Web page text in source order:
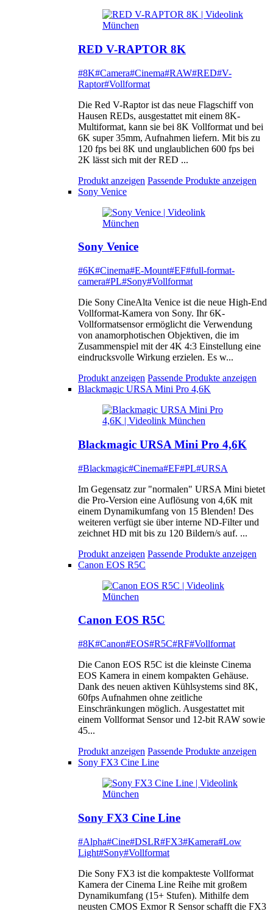
RED V-RAPTOR 8K
#8K#Camera#Cinema#RAW#RED#V-
Raptor#Vollformat
Die Red V-Raptor ist das neue Flagschiff von
Hausen REDs, ausgestattet mit einem 8K-
Multiformat, kann sie bei 8K Vollformat und bei
6K super 35mm, Aufnahmen liefern. Mit bis zu
120 fps bei 8K und unglaublichen 600 fps bei
2K lässt sich mit der RED ...
Produkt anzeigen Passende Produkte anzeigen
Sony Venice
Sony Venice
#6K#Cinema#E-Mount#EF#full-format-
camera#PL#Sony#Vollformat
Die Sony CineAlta Venice ist die neue High-End
Vollformat-Kamera von Sony. Ihr 6K-
Vollformatsensor ermöglicht die Verwendung
von anamorphotischen Objektiven, die im
Zusammenspiel mit der 4K 4:3 Einstellung eine
eindrucksvolle Wirkung erzielen. Es w...
Produkt anzeigen Passende Produkte anzeigen
Blackmagic URSA Mini Pro 4,6K
Blackmagic URSA Mini Pro 4,6K
#Blackmagic#Cinema#EF#PL#URSA
Im Gegensatz zur "normalen" URSA Mini bietet
die Pro-Version eine Auflösung von 4,6K mit
einem Dynamikumfang von 15 Blenden! Des
weiteren verfügt sie über interne ND-Filter und
zeichnet HD mit bis zu 120 Bildern/s auf. ...
Produkt anzeigen Passende Produkte anzeigen
Canon EOS R5C
Canon EOS R5C
#8K#Canon#EOS#R5C#RF#Vollformat
Die Canon EOS R5C ist die kleinste Cinema
EOS Kamera in einem kompakten Gehäuse.
Dank des neuen aktiven Kühlsystems sind 8K,
60fps Aufnahmen ohne zeitliche
Einschränkungen möglich. Ausgestattet mit
einem Vollformat Sensor und 12-bit RAW sowie
45...
Produkt anzeigen Passende Produkte anzeigen
Sony FX3 Cine Line
Sony FX3 Cine Line
#Alpha#Cine#DSLR#FX3#Kamera#Low
Light#Sony#Vollformat
Die Sony FX3 ist die kompakteste Vollformat
Kamera der Cinema Line Reihe mit großem
Dynamikumfang (15+ Stufen). Mithilfe dem
neusten CMOS Exmor R Sensor schafft die FX3